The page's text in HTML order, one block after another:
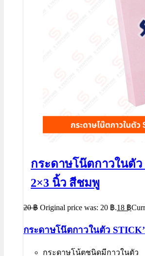
กระดาษโน๊ตกาวในตัว
2×3 นิ้ว สีชมพู
20฿ Original price was: 20 ฿.18 ฿
กระดาษโน๊ตกาวในตัว
กระดาษโน้ตชนิดมีกาวในตัว